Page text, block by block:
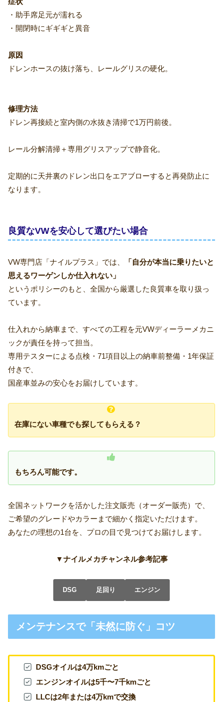
・助手席足元が濡れる
・開閉時にギギギと異音
原因
ドレンホースの抜け落ち、レールグリスの硬化。
修理方法
ドレン再接続と室内側の水抜き清掃で1万円前後。
レール分解清掃＋専用グリスアップで静音化。
定期的に天井裏のドレン出口をエアブローすると再発防止に
なります。
良質なVWを安心して選びたい場合
VW専門店「ナイルプラス」では、
「自分が本当に乗りたいと
思えるワーゲンしか仕入れない」
というポリシーのもと、全国から厳選した良質車を取り扱っ
ています。
仕入れから納車まで、すべての工程を元VWディーラーメカニ
ックが責任を持って担当。
専用テスターによる点検・71項目以上の納車前整備・1年保証
付きで、
国産車並みの安心をお届けしています。
在庫にない車種でも探してもらえる？
もちろん可能です。
全国ネットワークを活かした注文販売（オーダー販売）で、
ご希望のグレードやカラーまで細かく指定いただけます。
あなたの理想の1台を、プロの目で見つけてお届けします。
▼ナイルメカチャンネル参考記事
DSG 足回り エンジン
メンテナンスで「未然に防ぐ」コツ
DSGオイルは4万kmごと
エンジンオイルは5千〜7千kmごと
LLCは2年または4万kmで交換